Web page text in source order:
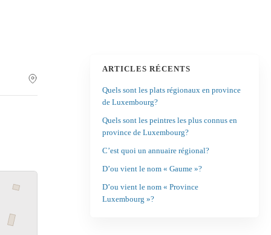
ARTICLES RÉCENTS
Quels sont les plats régionaux en province
de Luxembourg?
Quels sont les peintres les plus connus en
province de Luxembourg?
C’est quoi un annuaire régional?
D’ou vient le nom « Gaume »?
D’ou vient le nom « Province
Luxembourg »?